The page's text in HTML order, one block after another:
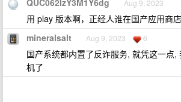
QUC062IzY3M1Y6dg Aug 9, 2023
用 play 版本啊，正经人谁在国产应用商
mineralsalt Aug 9, 2023 6
国产系统都内置了反诈服务, 就凭这一点,
机了